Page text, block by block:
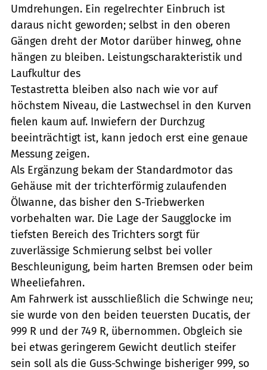
Umdrehungen. Ein regelrechter Einbruch ist
daraus nicht geworden; selbst in den oberen
Gängen dreht der Motor darüber hinweg, ohne
hängen zu bleiben. Leistungscharakteristik und
Laufkultur des
Testastretta bleiben also nach wie vor auf
höchstem Niveau, die Lastwechsel in den Kurven
fielen kaum auf. Inwiefern der Durchzug
beeinträchtigt ist, kann jedoch erst eine genaue
Messung zeigen.
Als Ergänzung bekam der Standardmotor das
Gehäuse mit der trichterförmig zulaufenden
Ölwanne, das bisher den S-Triebwerken
vorbehalten war. Die Lage der Saugglocke im
tiefsten Bereich des Trichters sorgt für
zuverlässige Schmierung selbst bei voller
Beschleunigung, beim harten Bremsen oder beim
Wheeliefahren.
Am Fahrwerk ist ausschließlich die Schwinge neu;
sie wurde von den beiden teuersten Ducatis, der
999 R und der 749 R, übernommen. Obgleich sie
bei etwas geringerem Gewicht deutlich steifer
sein soll als die Guss-Schwinge bisheriger 999, so